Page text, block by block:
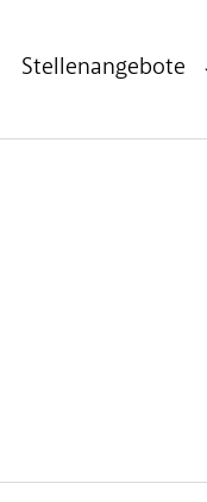
Stellenangebote